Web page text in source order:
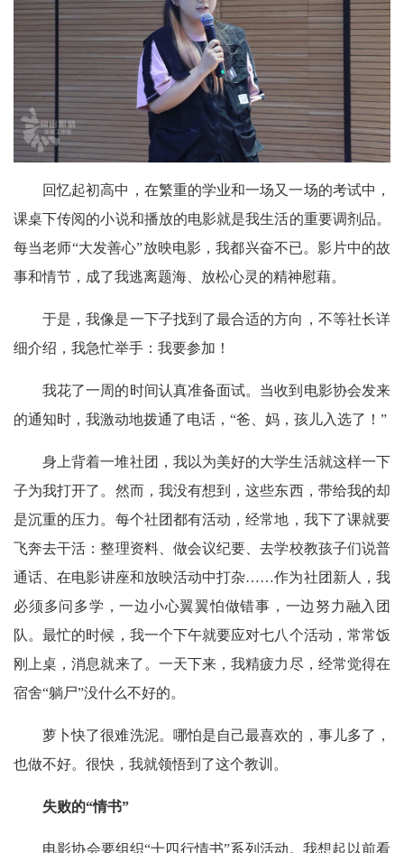
回忆起初高中，在繁重的学业和一场又一场的考试中，
课桌下传阅的小说和播放的电影就是我生活的重要调剂品。
每当老师“大发善心”放映电影，我都兴奋不已。影片中的故
事和情节，成了我逃离题海、放松心灵的精神慰藉。
于是，我像是一下子找到了最合适的方向，不等社长详
细介绍，我急忙举手：我要参加！
我花了一周的时间认真准备面试。当收到电影协会发来
的通知时，我激动地拨通了电话，“爸、妈，孩儿入选了！”
身上背着一堆社团，我以为美好的大学生活就这样一下
子为我打开了。然而，我没有想到，这些东西，带给我的却
是沉重的压力。每个社团都有活动，经常地，我下了课就要
飞奔去干活：整理资料、做会议纪要、去学校教孩子们说普
通话、在电影讲座和放映活动中打杂……作为社团新人，我
必须多问多学，一边小心翼翼怕做错事，一边努力融入团
队。最忙的时候，我一个下午就要应对七八个活动，常常饭
刚上桌，消息就来了。一天下来，我精疲力尽，经常觉得在
宿舍“躺尸”没什么不好的。
萝卜快了很难洗泥。哪怕是自己最喜欢的，事儿多了，
也做不好。很快，我就领悟到了这个教训。
失败的“情书”
电影协会要组织“十四行情书”系列活动。我想起以前看